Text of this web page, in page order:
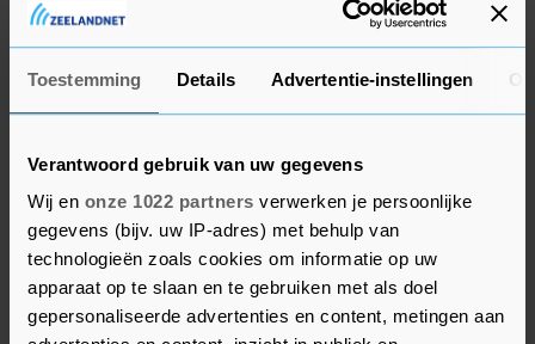
Toestemming Details Advertentie-instellingen
Verantwoord gebruik van uw gegevens
Wij en onze 1022 partners verwerken je persoonlijke
gegevens (bijv. uw IP-adres) met behulp van
technologieën zoals cookies om informatie op uw
apparaat op te slaan en te gebruiken met als doel
gepersonaliseerde advertenties en content, metingen aan
"We hebben wel een half uur langer gespeeld dan
de vorige keer, maar we hebben ook een dag
meer rust dan de vorige keer. We hebben geen
blessures en het team heeft een boost gekregen
na de ontlading van afgelopen dinsdag."
Go Ahead - PSV begint zaterdag om 18.45 uur.